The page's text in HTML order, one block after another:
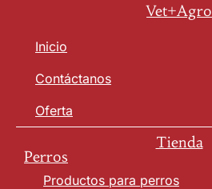
Vet+Agro
Inicio
Contáctanos
Oferta
Tienda
Perros
Productos para perros